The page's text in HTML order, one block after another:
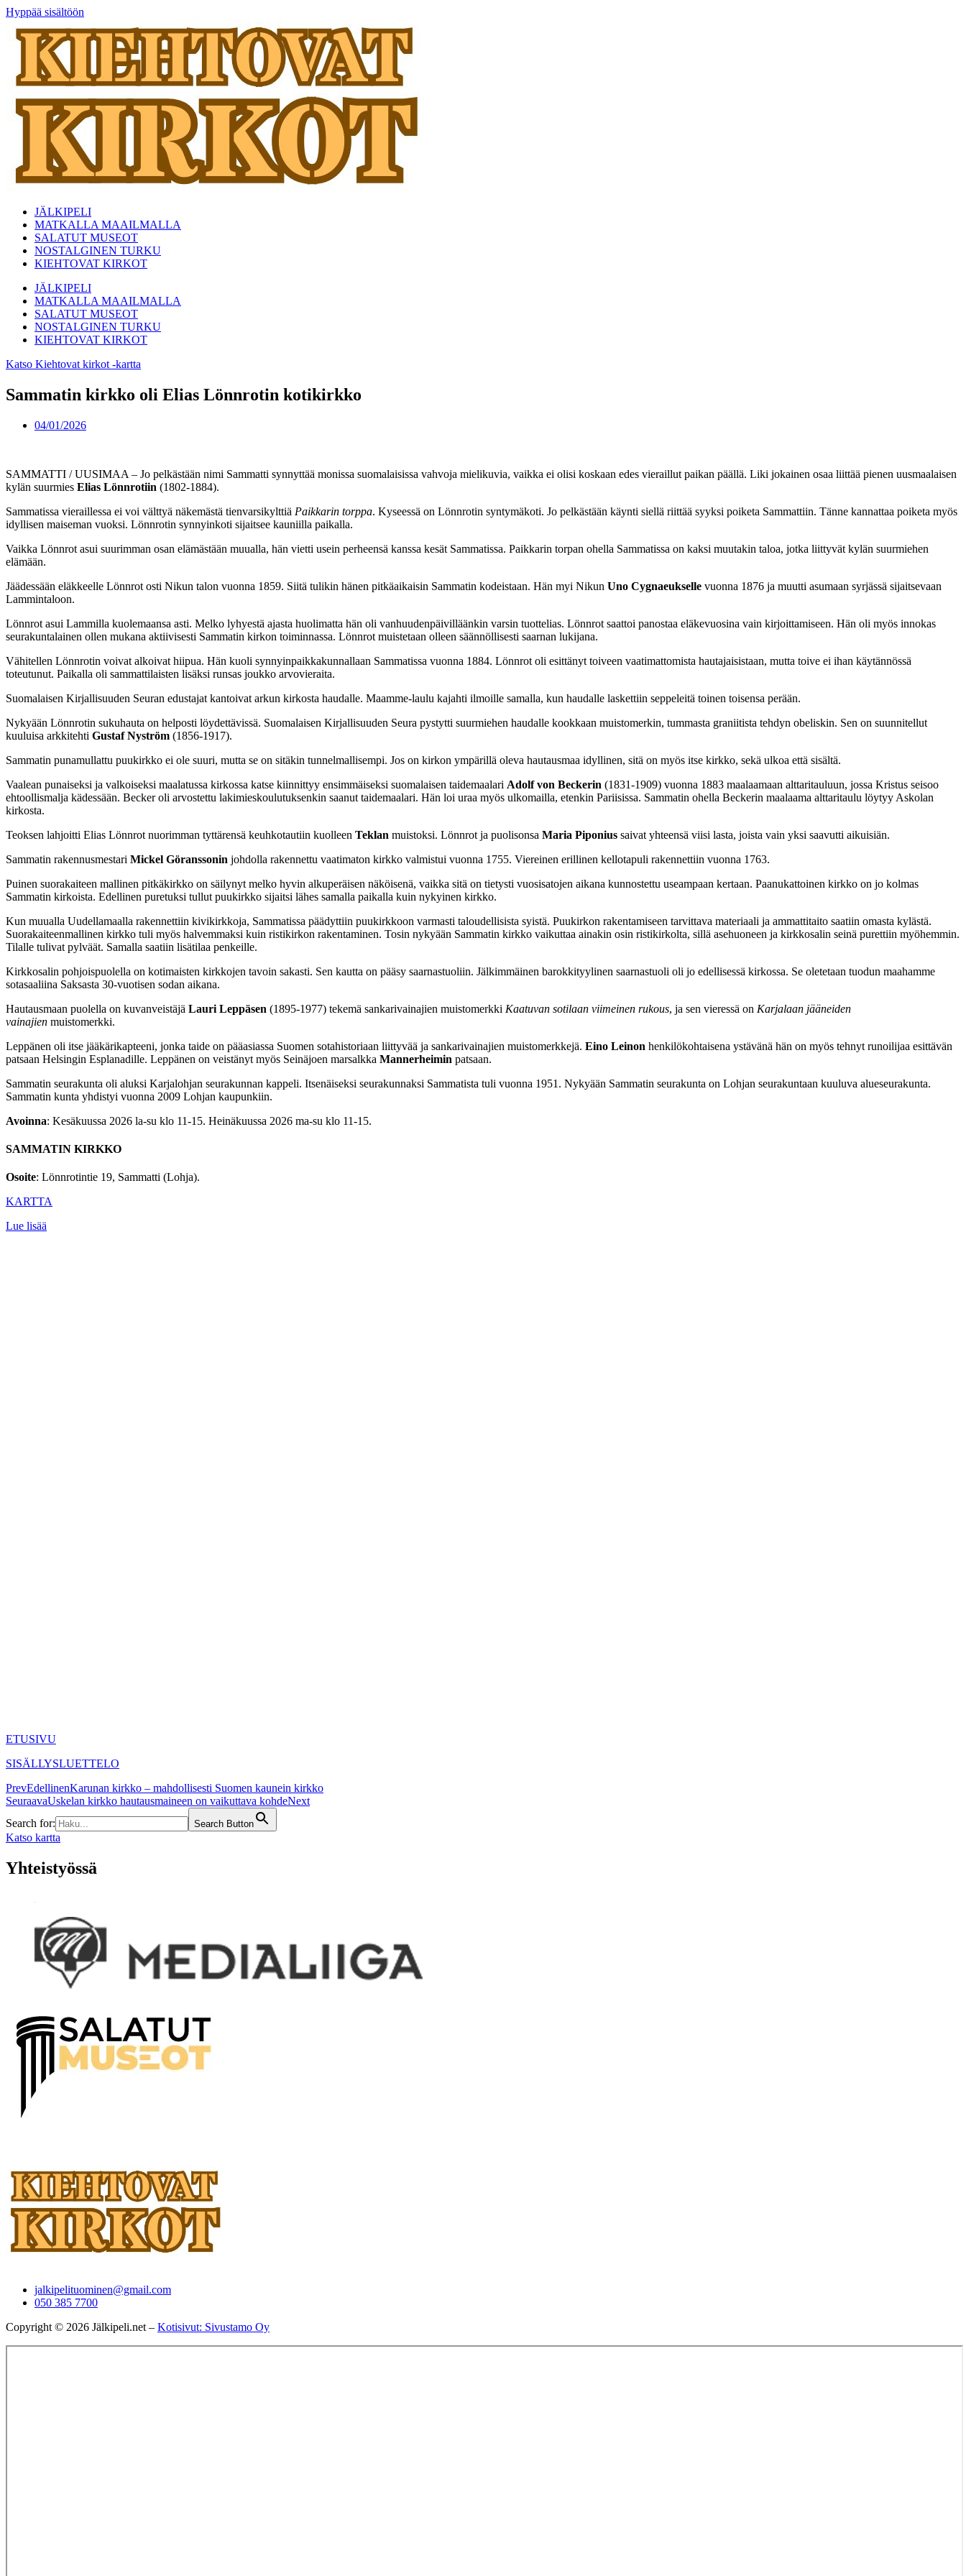
Hyppää sisältöön
JÄLKIPELI
MATKALLA MAAILMALLA
SALATUT MUSEOT
NOSTALGINEN TURKU
KIEHTOVAT KIRKOT
JÄLKIPELI
MATKALLA MAAILMALLA
SALATUT MUSEOT
NOSTALGINEN TURKU
KIEHTOVAT KIRKOT
Katso Kiehtovat kirkot -kartta
Sammatin kirkko oli Elias Lönnrotin kotikirkko
04/01/2026
SAMMATTI / UUSIMAA – Jo pelkästään nimi Sammatti synnyttää monissa suomalaisissa vahvoja mielikuvia, vaikka ei olisi koskaan edes vieraillut paikan päällä. Liki jokainen osaa liittää pienen uusmaalaisen
kylän suurmies Elias Lönnrotiin (1802-1884).
Sammatissa vieraillessa ei voi välttyä näkemästä tienvarsikylttiä Paikkarin torppa. Kyseessä on Lönnrotin syntymäkoti. Jo pelkästään käynti siellä riittää syyksi poiketa Sammattiin. Tänne kannattaa poiketa myös
idyllisen maiseman vuoksi. Lönnrotin synnyinkoti sijaitsee kauniilla paikalla.
Vaikka Lönnrot asui suurimman osan elämästään muualla, hän vietti usein perheensä kanssa kesät Sammatissa. Paikkarin torpan ohella Sammatissa on kaksi muutakin taloa, jotka liittyvät kylän suurmiehen
elämään.
Jäädessään eläkkeelle Lönnrot osti Nikun talon vuonna 1859. Siitä tulikin hänen pitkäaikaisin Sammatin kodeistaan. Hän myi Nikun Uno Cygnaeukselle vuonna 1876 ja muutti asumaan syrjässä sijaitsevaan
Lammintaloon.
Lönnrot asui Lammilla kuolemaansa asti. Melko lyhyestä ajasta huolimatta hän oli vanhuudenpäivilläänkin varsin tuottelias. Lönnrot saattoi panostaa eläkevuosina vain kirjoittamiseen. Hän oli myös innokas
seurakuntalainen ollen mukana aktiivisesti Sammatin kirkon toiminnassa. Lönnrot muistetaan olleen säännöllisesti saarnan lukijana.
Vähitellen Lönnrotin voivat alkoivat hiipua. Hän kuoli synnyinpaikkakunnallaan Sammatissa vuonna 1884. Lönnrot oli esittänyt toiveen vaatimattomista hautajaisistaan, mutta toive ei ihan käytännössä
toteutunut. Paikalla oli sammattilaisten lisäksi runsas joukko arvovieraita.
Suomalaisen Kirjallisuuden Seuran edustajat kantoivat arkun kirkosta haudalle. Maamme-laulu kajahti ilmoille samalla, kun haudalle laskettiin seppeleitä toinen toisensa perään.
Nykyään Lönnrotin sukuhauta on helposti löydettävissä. Suomalaisen Kirjallisuuden Seura pystytti suurmiehen haudalle kookkaan muistomerkin, tummasta graniitista tehdyn obeliskin. Sen on suunnitellut
kuuluisa arkkitehti Gustaf Nyström (1856-1917).
Sammatin punamullattu puukirkko ei ole suuri, mutta se on sitäkin tunnelmallisempi. Jos on kirkon ympärillä oleva hautausmaa idyllinen, sitä on myös itse kirkko, sekä ulkoa että sisältä.
Vaalean punaiseksi ja valkoiseksi maalatussa kirkossa katse kiinnittyy ensimmäiseksi suomalaisen taidemaalari Adolf von Beckerin (1831-1909) vuonna 1883 maalaamaan alttaritauluun, jossa Kristus seisoo
ehtoollismalja kädessään. Becker oli arvostettu lakimieskoulutuksenkin saanut taidemaalari. Hän loi uraa myös ulkomailla, etenkin Pariisissa. Sammatin ohella Beckerin maalaama alttaritaulu löytyy Askolan
kirkosta.
Teoksen lahjoitti Elias Lönnrot nuorimman tyttärensä keuhkotautiin kuolleen Teklan muistoksi. Lönnrot ja puolisonsa Maria Piponius saivat yhteensä viisi lasta, joista vain yksi saavutti aikuisiän.
Sammatin rakennusmestari Mickel Göranssonin johdolla rakennettu vaatimaton kirkko valmistui vuonna 1755. Viereinen erillinen kellotapuli rakennettiin vuonna 1763.
Puinen suorakaiteen mallinen pitkäkirkko on säilynyt melko hyvin alkuperäisen näköisenä, vaikka sitä on tietysti vuosisatojen aikana kunnostettu useampaan kertaan. Paanukattoinen kirkko on jo kolmas
Sammatin kirkoista. Edellinen puretuksi tullut puukirkko sijaitsi lähes samalla paikalla kuin nykyinen kirkko.
Kun muualla Uudellamaalla rakennettiin kivikirkkoja, Sammatissa päädyttiin puukirkkoon varmasti taloudellisista syistä. Puukirkon rakentamiseen tarvittava materiaali ja ammattitaito saatiin omasta kylästä.
Suorakaiteenmallinen kirkko tuli myös halvemmaksi kuin ristikirkon rakentaminen. Tosin nykyään Sammatin kirkko vaikuttaa ainakin osin ristikirkolta, sillä asehuoneen ja kirkkosalin seinä purettiin myöhemmin.
Tilalle tulivat pylväät. Samalla saatiin lisätilaa penkeille.
Kirkkosalin pohjoispuolella on kotimaisten kirkkojen tavoin sakasti. Sen kautta on pääsy saarnastuoliin. Jälkimmäinen barokkityylinen saarnastuoli oli jo edellisessä kirkossa. Se oletetaan tuodun maahamme
sotasaaliina Saksasta 30-vuotisen sodan aikana.
Hautausmaan puolella on kuvanveistäjä Lauri Leppäsen (1895-1977) tekemä sankarivainajien muistomerkki Kaatuvan sotilaan viimeinen rukous, ja sen vieressä on Karjalaan jääneiden
vainajien muistomerkki.
Leppänen oli itse jääkärikapteeni, jonka taide on pääasiassa Suomen sotahistoriaan liittyvää ja sankarivainajien muistomerkkejä. Eino Leinon henkilökohtaisena ystävänä hän on myös tehnyt runoilijaa esittävän
patsaan Helsingin Esplanadille. Leppänen on veistänyt myös Seinäjoen marsalkka Mannerheimin patsaan.
Sammatin seurakunta oli aluksi Karjalohjan seurakunnan kappeli. Itsenäiseksi seurakunnaksi Sammatista tuli vuonna 1951. Nykyään Sammatin seurakunta on Lohjan seurakuntaan kuuluva alueseurakunta.
Sammatin kunta yhdistyi vuonna 2009 Lohjan kaupunkiin.
Avoinna: Kesäkuussa 2026 la-su klo 11-15. Heinäkuussa 2026 ma-su klo 11-15.
SAMMATIN KIRKKO
Osoite: Lönnrotintie 19, Sammatti (Lohja).
KARTTA
Lue lisää
ETUSIVU
SISÄLLYSLUETTELO
PrevEdellinenKarunan kirkko – mahdollisesti Suomen kaunein kirkko
SeuraavaUskelan kirkko hautausmaineen on vaikuttava kohdeNext
Search for:
Search Button
Katso kartta
Yhteistyössä